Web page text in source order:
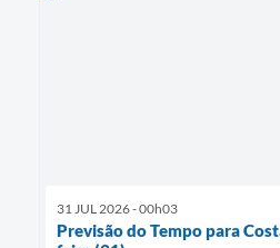
31 JUL 2026 - 00h03
Previsão do Tempo para